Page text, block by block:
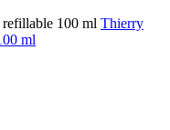
Thierry
ml